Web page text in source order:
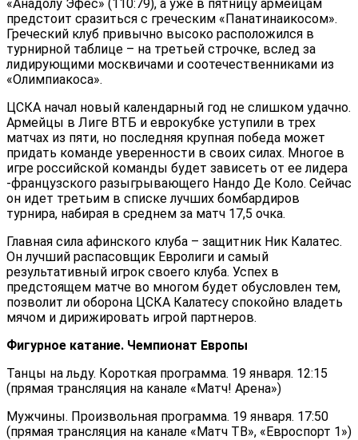
«Анадолу Эфес» (110:79), а уже в пятницу армейцам
предстоит сразиться с греческим «Панатинаикосом».
Греческий клуб привычно высоко расположился в
турнирной таблице – на третьей строчке, вслед за
лидирующими москвичами и соотечественниками из
«Олимпиакоса».
ЦСКА начал новый календарный год не слишком удачно.
Армейцы в Лиге ВТБ и еврокубке уступили в трех
матчах из пяти, но последняя крупная победа может
придать команде уверенности в своих силах. Многое в
игре российской команды будет зависеть от ее лидера
-французского разыгрывающего Нандо Де Коло. Сейчас
он идет третьим в списке лучших бомбардиров
турнира, набирая в среднем за матч 17,5 очка.
Главная сила афинского клуба – защитник Ник Калатес.
Он лучший распасовщик Евролиги и самый
результативный игрок своего клуба. Успех в
предстоящем матче во многом будет обусловлен тем,
позволит ли оборона ЦСКА Калатесу спокойно владеть
мячом и дирижировать игрой партнеров.
Фигурное катание. Чемпионат Европы
Танцы на льду. Короткая программа. 19 января. 12:15
(прямая трансляция на канале «Матч! Арена»)
Мужчины. Произвольная программа. 19 января. 17:50
(прямая трансляция на канале «Матч ТВ», «Евроспорт 1»)